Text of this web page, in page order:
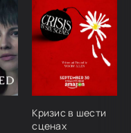
Кризис в шести
сценах